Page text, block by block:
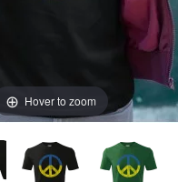
Hover to zoom